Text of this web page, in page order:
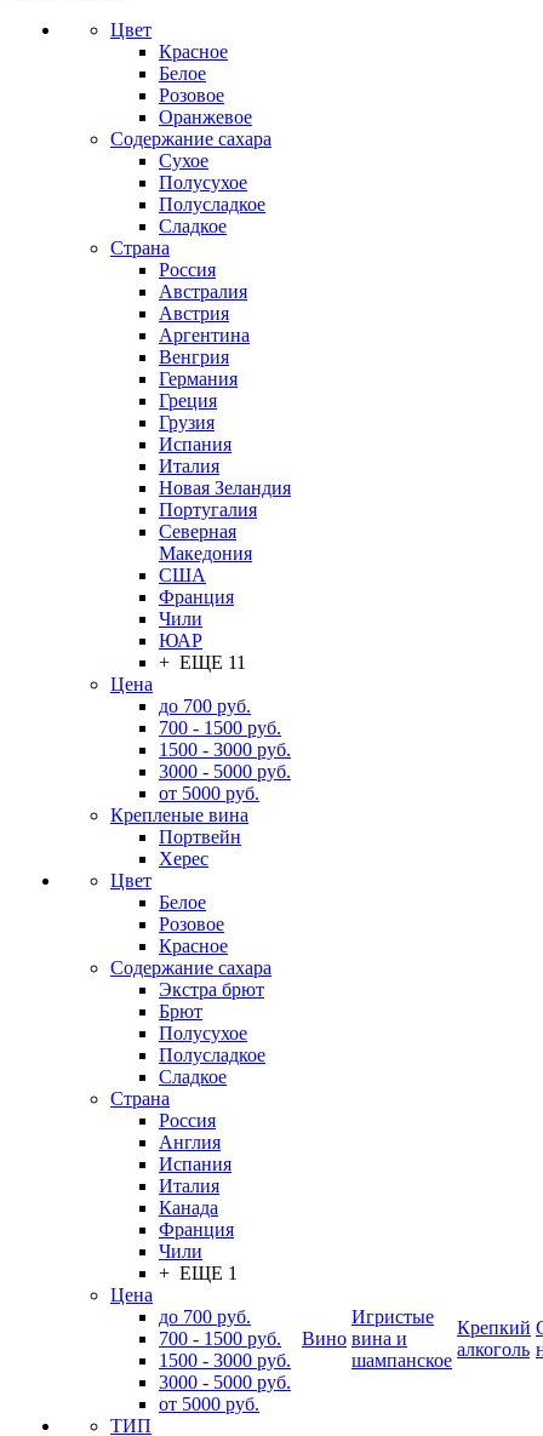
Цвет
Красное
Белое
Розовое
Оранжевое
Содержание сахара
Сухое
Полусухое
Полусладкое
Сладкое
Страна
Россия
Австралия
Австрия
Аргентина
Венгрия
Германия
Греция
Грузия
Испания
Италия
Новая Зеландия
Португалия
Северная
Македония
США
Франция
Чили
ЮАР
+ ЕЩЕ 11
Цена
до 700 руб.
700 - 1500 руб.
1500 - 3000 руб.
3000 - 5000 руб.
от 5000 руб.
Крепленые вина
Портвейн
Херес
Цвет
Белое
Розовое
Красное
Содержание сахара
Экстра брют
Брют
Полусухое
Полусладкое
Сладкое
Страна
Россия
Англия
Испания
Италия
Канада
Франция
Чили
+ ЕЩЕ 1
Цена
до 700 руб.
700 - 1500 руб.
1500 - 3000 руб.
3000 - 5000 руб.
от 5000 руб.
ТИП
Вино
Игристые
вина и
шампанское
Крепкий
алкоголь